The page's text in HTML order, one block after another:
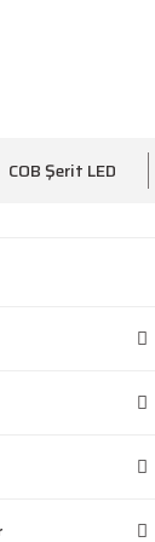
COB Şerit LED